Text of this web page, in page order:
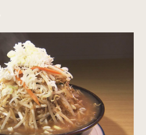
すべてのエリアをみる